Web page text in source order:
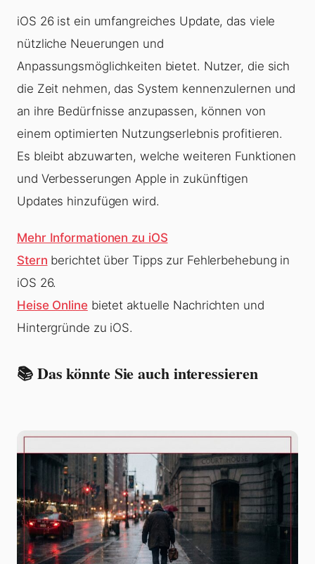
iOS 26 ist ein umfangreiches Update, das viele
nützliche Neuerungen und
Anpassungsmöglichkeiten bietet. Nutzer, die sich
die Zeit nehmen, das System kennenzulernen und
an ihre Bedürfnisse anzupassen, können von
einem optimierten Nutzungserlebnis profitieren.
Es bleibt abzuwarten, welche weiteren Funktionen
und Verbesserungen Apple in zukünftigen
Updates hinzufügen wird.
Mehr Informationen zu iOS
Stern berichtet über Tipps zur Fehlerbehebung in
iOS 26.
Heise Onlinebietet aktuelle Nachrichten und
Hintergründe zu iOS.
📚 Das könnte Sie auch interessieren